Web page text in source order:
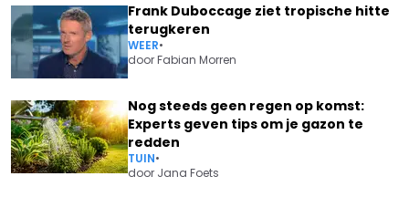
Frank Duboccage ziet tropische hitte
terugkeren
WEER•
doorFabian Morren
Nog steeds geen regen op komst:
Experts geven tips om je gazon te
redden
TUIN•
door Jana Foets